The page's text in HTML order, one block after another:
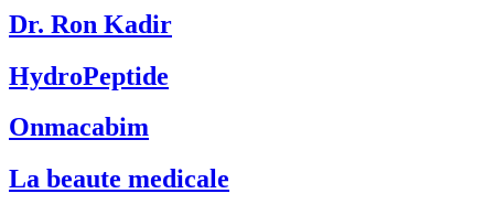
Dr. Ron Kadir
HydroPeptide
Onmacabim
La beaute medicale